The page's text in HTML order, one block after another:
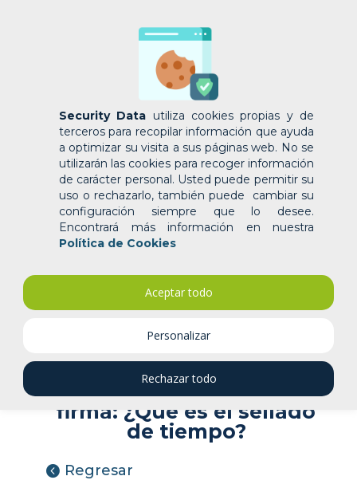
Security Data utiliza cookies propias y de
terceros para recopilar información que ayuda
a optimizar su visita a sus páginas web. No se
utilizarán las cookies para recoger información
de carácter personal. Usted puede permitir su
uso o rechazarlo, también puede cambiar su
configuración siempre que lo desee.
Encontrará más información en nuestra
Política de Cookies
Personalizar
Rechazar todo
Aceptar todo
La hora exacta de tu
firma: ¿Qué es el sellado
de tiempo?
Regresar